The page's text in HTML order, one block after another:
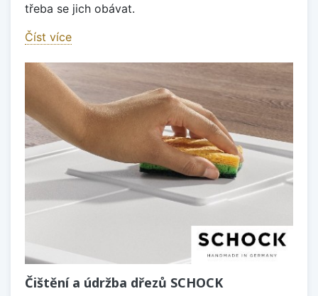
třeba se jich obávat.
Číst více
Čištění a údržba dřezů SCHOCK